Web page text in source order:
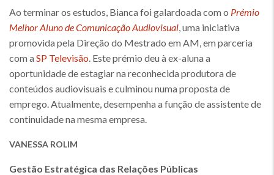
Ao terminar os estudos, Bianca foi galardoada com o Prémio
Melhor Aluno de Comunicação Audiovisual, uma iniciativa
promovida pela Direção do Mestrado em AM, em parceria
com aSP Televisão. Este prémio deu à ex-aluna a
oportunidade de estagiar na reconhecida produtora de
conteúdos audiovisuais e culminou numa proposta de
emprego. Atualmente, desempenha a função de assistente de
continuidade na mesma empresa.
VANESSA ROLIM
Gestão Estratégica das Relações Públicas